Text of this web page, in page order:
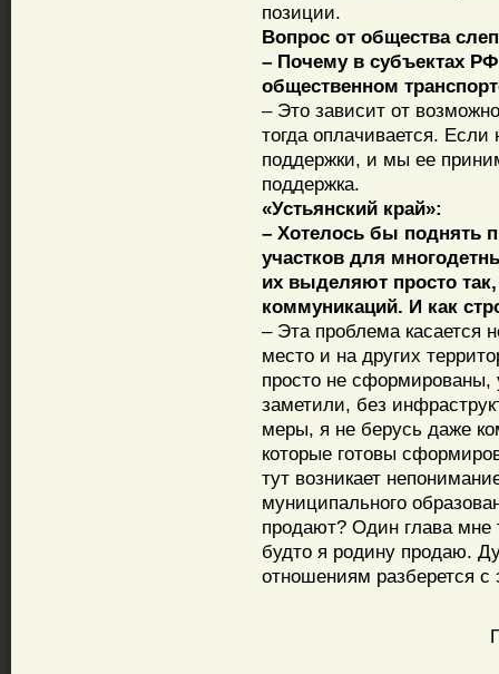
позиции.
Вопрос от общества
– Почему в субъектах
общественном
– Это зависит от
тогда оплачивается.
поддержки, и мы ее
поддержка.
«Устьянский край»:
– Хотелось бы поднять
участков для
их выделяют просто
коммуникаций. И как
– Эта проблема касается
место и на других
просто не сформированы,
заметили, без
меры, я не берусь даже
которые готовы
тут возникает
муниципального
продают? Один глава мне
будто я родину продаю.
отношениям разберется с